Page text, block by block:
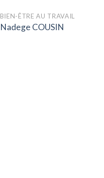
BIEN-ÊTRE AU TRAVAIL
Nadege COUSIN